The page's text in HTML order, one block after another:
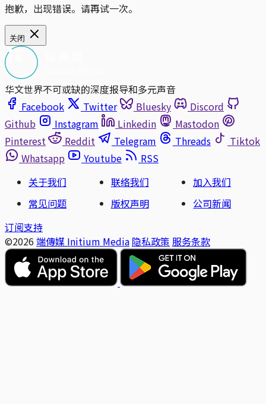
抱歉，出现错误。请再试一次。
关闭
华文世界不可或缺的深度报导和多元声音
Facebook
Twitter Bluesky
Discord
Github
Instagram Linkedin
Mastodon
Pinterest
Reddit Telegram Threads
Tiktok
Whatsapp
Youtube
RSS
关于我们
联络我们
加入我们
常见问题
版权声明
公司新闻
订阅支持
©2026 端傳媒 Initium Media 隐私政策 服务条款